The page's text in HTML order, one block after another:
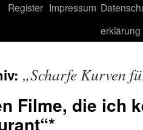
Register Impressum
erklärung
„Scharfe Kurven
Filme, die ich